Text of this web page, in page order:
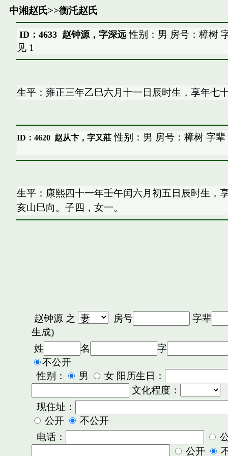
中湘赵氏>>衡汑赵氏
ID：4633 赵钟源，字深远性别：男 房号：樟树
见 1
生平：雍正三年乙巳六月十一日辰时生，享年七
ID：4620 赵从卞，字又莊性别：男 房号：樟树 字辈
生平：康熙四十一年壬午闰六月初五日辰时生，
亥山巳向。子四，女一。
赵钟源之 房号
字辈
生成)
姓
名
字
不公开
性别：
男
女 阳历生日：
文化程度：
现住址：
公开
不公开
电话：
公开